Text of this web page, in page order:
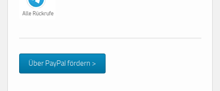
Über PayPal fördern >